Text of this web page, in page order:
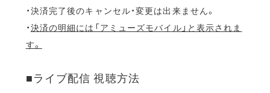
・決済完了後のキャンセル・変更は出来ません。
・決済の明細には「アミューズモバイル」と表示されま
す。
■ライブ配信 視聴方法